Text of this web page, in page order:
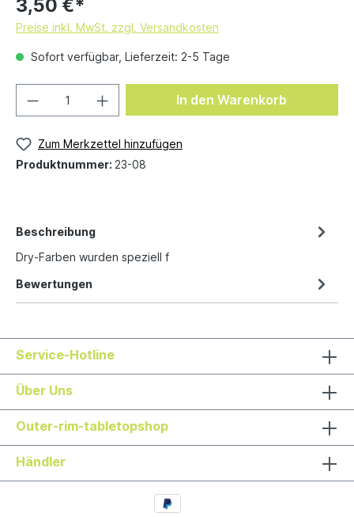
3,50 €*
Preise inkl. MwSt. zzgl. Versandkosten
Sofort verfügbar, Lieferzeit: 2-5 Tage
In den Warenkorb
Zum Merkzettel hinzufügen
Produktnummer: 23-08
Beschreibung
Dry-Farben wurden speziell f
Bewertungen
Service-Hotline
Über Uns
Outer-rim-tabletopshop
Händler